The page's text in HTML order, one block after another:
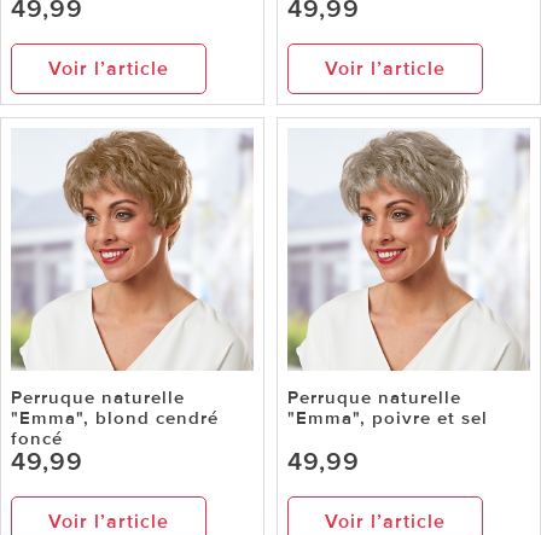
49,99
Voir l’article
49,99
Voir l’article
Perruque naturelle
"Emma", blond cendré
foncé
49,99
Voir l’article
Perruque naturelle
"Emma", poivre et sel
49,99
Voir l’article